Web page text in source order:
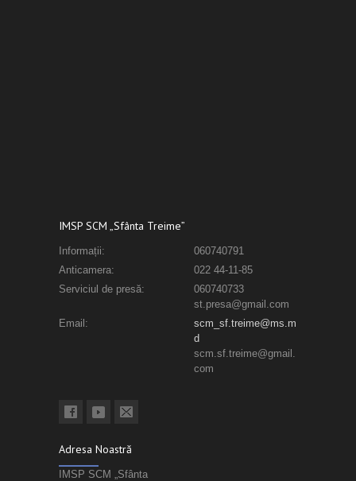
IMSP SCM „Sfânta Treime”
Informații:
060740791
Anticamera:
022 44-11-85
Serviciul de presă:
060740733
st.presa@gmail.com
Email:
scm_sf.treime@ms.m
d
scm.sf.treime@gmail.
com
Adresa Noastră
IMSP SCM „Sfânta